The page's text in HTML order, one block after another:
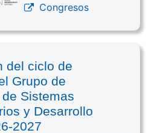
Congresos
del ciclo de
Grupo de
Sistemas
y Desarrollo
2027